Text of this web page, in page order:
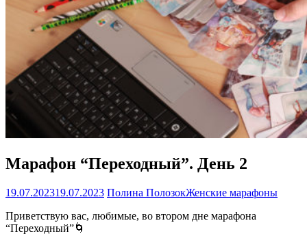
Марафон “Переходный”. День 2
19.07.202319.07.2023 Полина ПолозокЖенские марафоны
Приветствую вас, любимые, во втором дне марафона
“Переходный”🌀